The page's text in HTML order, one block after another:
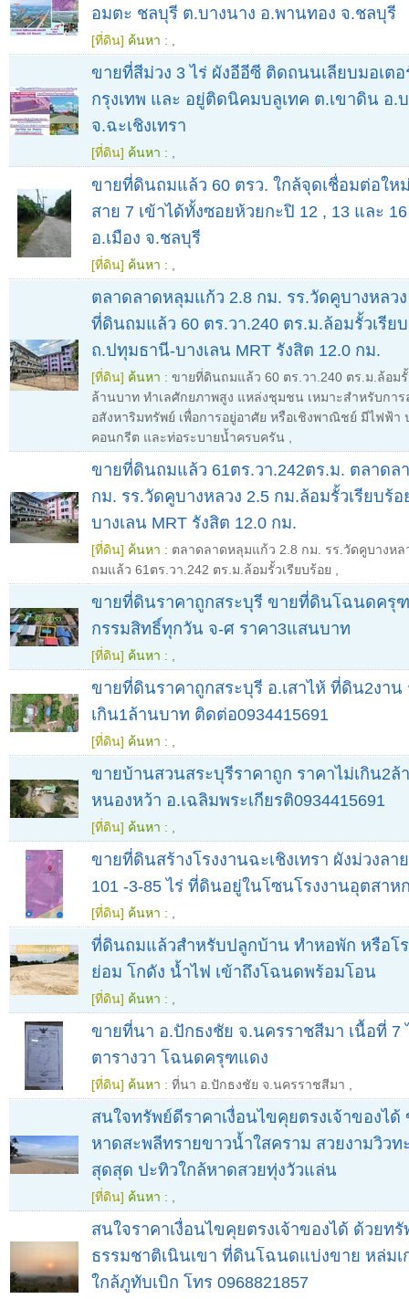
อมตะ ชลบุรี ต.บางนาง อ.พานทอง จ.ชลบุรี
[ที่ดิน] ค้นหา :
ขายที่สีม่วง 3 ไร่ ผังอีอีซี ติดถนนเลียบมอเตอ
กรุงเทพ และ อยู่ติดนิคมบลูเทค ต.เขาดิน อ.
จ.ฉะเชิงเทรา
[ที่ดิน] ค้นหา :
ขายที่ดินถมแล้ว 60 ตรว. ใกล้จุดเชื่อมต่อให
สาย 7 เข้าได้ทั้งซอยห้วยกะปิ 12 , 13 และ
อ.เมือง จ.ชลบุรี
[ที่ดิน] ค้นหา :
ตลาดลาดหลุมแก้ว 2.8 กม. รร.วัดคูบางหลว
ที่ดินถมแล้ว 60 ตร.วา.240 ตร.ม.ล้อมรั้วเรีย
ถ.ปทุมธานี-บางเลน MRT รังสิต 12.0 กม.
[ที่ดิน] ค้นหา : ขายที่ดินถมแล้ว 60 ตร.วา.240 ตร.ม.ล้อมรั้
ล้านบาท ทำเลศักยภาพสูง แหล่งชุมชน เหมาะสำหรับกา
อสังหาริมทรัพย์ เพื่อการอยู่อาศัย หรือเชิงพาณิชย์ มีไฟฟ้า
คอนกรีต และท่อระบายน้ำครบครัน
ขายที่ดินถมแล้ว 61ตร.วา.242ตร.ม. ตลาดล
กม. รร.วัดคูบางหลวง 2.5 กม.ล้อมรั้วเรียบร้
บางเลน MRT รังสิต 12.0 กม.
[ที่ดิน] ค้นหา : ตลาดลาดหลุมแก้ว 2.8 กม. รร.วัดคูบางห
ถมแล้ว 61ตร.วา.242 ตร.ม.ล้อมรั้วเรียบร้อย
ขายที่ดินราคาถูกสระบุรี ขายที่ดินโฉนดครุ
กรรมสิทธิ์ทุกวัน จ-ศ ราคา3แสนบาท
[ที่ดิน] ค้นหา :
ขายที่ดินราคาถูกสระบุรี อ.เสาไห้ ที่ดิน2งาน
เกิน1ล้านบาท ติดต่อ0934415691
[ที่ดิน] ค้นหา :
ขายบ้านสวนสระบุรีราคาถูก ราคาไม่เกิน2
หนองหว้า อ.เฉลิมพระเกียรติ0934415691
[ที่ดิน] ค้นหา :
ขายที่ดินสร้างโรงงานฉะเชิงเทรา ผังม่วงลา
101 -3-85 ไร่ ที่ดินอยู่ในโซนโรงงานอุตสาห
[ที่ดิน] ค้นหา :
ที่ดินถมแล้วสำหรับปลูกบ้าน​ ทำหอพัก​ หรือโ
ย่อม​ โกดัง​ น้ำไฟ​ เข้าถึงโฉนดพร้อมโอน
[ที่ดิน] ค้นหา :
ขายที่นา อ.ปักธงชัย จ.นครราชสีมา เนื้อที่ 7
ตารางวา โฉนดครุฑแดง
[ที่ดิน] ค้นหา : ที่นา อ.ปักธงชัย จ.นครราชสีมา
สนใจทรัพย์ดีราคาเงื่อนไขคุยตรงเจ้าของไ
หาดสะพลีทรายขาวน้ำใสคราม สวยงามวิวท
สุดสุด ปะทิวใกล้หาดสวยทุ่งวัวแล่น
[ที่ดิน] ค้นหา :
สนใจราคาเงื่อนไขคุยตรงเจ้าของได้ ด้วยท
ธรรมชาติเนินเขา ที่ดินโฉนดแบ่งขาย หล่มเ
ใกล้ภูทับเบิก โทร 0968821857